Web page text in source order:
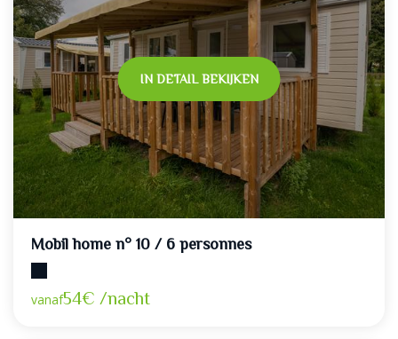
IN DETAIL BEKIJKEN
Mobil home n° 10 / 6 personnes
vanaf54€ /nacht